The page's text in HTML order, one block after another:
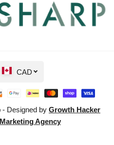
Designed by Growth Hacker
Agency
CAD